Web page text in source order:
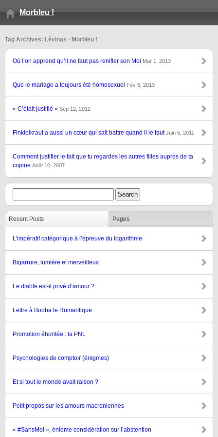
Morbleu !
Tag Archives: Lévinas - Morbleu !
Où l’on apprend qu’il ne faut pas renifler son Moi Mar 1, 2013
Que le mariage a toujours été homosexuel Fév 5, 2013
« C’était justifié » Sep 12, 2012
Finkielkraut a aussi un cœur qui sait battre quand il le fautJuin 5, 2011
Comment justifier le fait que tu regardes les autres filles auprès de ta
copine Août 10, 2007
Recent Posts Pages
L’impératif catégorique à l’épreuve du logarithme
Bigarrure, lumière et merveilleux
Le diable est-il privé d’amour ?
Lettre à Booba le Romantique
Promotion éhontée : la PNL
Psychologies de comptoir (énigmes)
Et si tout le monde avait raison ?
Petit propos sur les amours macroniennes
« #SansMoi », énième considération sur l’abstention